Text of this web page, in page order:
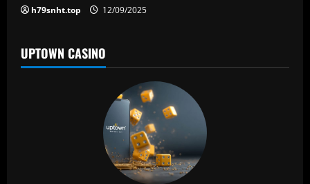
h79snht.top 12/09/2025
UPTOWN CASINO